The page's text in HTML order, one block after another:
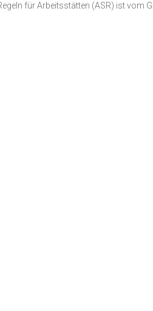
für Arbeitsstätten (ASR) ist vom